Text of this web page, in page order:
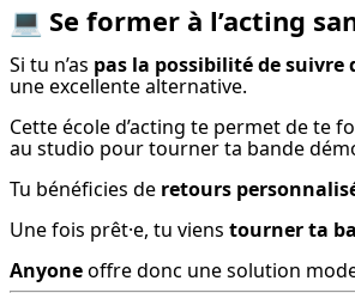
💻 Se former à l’acting
Si tu n’as pas la possibilité de suivre
une excellente alternative.
Cette école d’acting te permet de te
au studio pour tourner ta bande
Tu bénéficies de retours
Une fois prêt·e, tu viens tourner ta
Anyone offre donc une solution